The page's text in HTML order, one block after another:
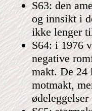
S63: den
og innsikt i
ikke lenger
S64: i 1976
negative
makt. De 24
motmakt,
ødeleggelser